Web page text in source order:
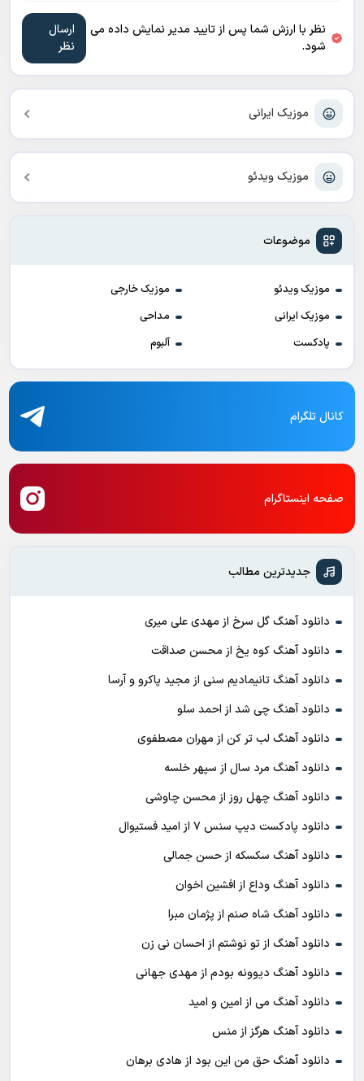
موزیک ایرانی
موزیک ویدئو
موضوعات
موزیک ویدئو
موزیک خارجی
موزیک ایرانی
مداحی
پادکست
آلبوم
نظر با ارزش شما پس از تایید مدیر نمایش داده می
شود.
کانال تلگرام
صفحه اینستاگرام
جدیدترین مطالب
دانلود آهنگ گل سرخ از مهدی علی میری
دانلود آهنگ کوه یخ از محسن صداقت
دانلود آهنگ تانیمادیم سنی از مجید پاکرو و آرسا
دانلود آهنگ چی شد از احمد سلو
دانلود آهنگ لب تر کن از مهران مصطفوی
دانلود آهنگ مرد سال از سپهر خلسه
دانلود آهنگ چهل روز از محسن چاوشی
دانلود پادکست ديپ سنس ۷ از اميد فستيوال
دانلود آهنگ سکسکه از حسن جمالی
دانلود آهنگ وداع از افشين اخوان
دانلود آهنگ شاه صنم از پژمان مبرا
دانلود آهنگ از تو نوشتم از احسان نی زن
دانلود آهنگ دیوونه بودم از مهدی جهانی
دانلود آهنگ می از امین و امید
دانلود آهنگ هرگز از منس
دانلود آهنگ حق من این بود از هادی برهان